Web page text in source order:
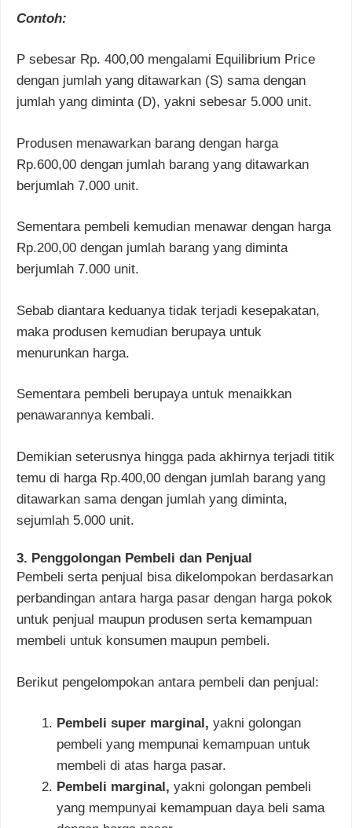
Contoh:
P sebesar Rp. 400,00 mengalami Equilibrium Price
dengan jumlah yang ditawarkan (S) sama dengan
jumlah yang diminta (D), yakni sebesar 5.000 unit.
Produsen menawarkan barang dengan harga
Rp.600,00 dengan jumlah barang yang ditawarkan
berjumlah 7.000 unit.
Sementara pembeli kemudian menawar dengan harga
Rp.200,00 dengan jumlah barang yang diminta
berjumlah 7.000 unit.
Sebab diantara keduanya tidak terjadi kesepakatan,
maka produsen kemudian berupaya untuk
menurunkan harga.
Sementara pembeli berupaya untuk menaikkan
penawarannya kembali.
Demikian seterusnya hingga pada akhirnya terjadi titik
temu di harga Rp.400,00 dengan jumlah barang yang
ditawarkan sama dengan jumlah yang diminta,
sejumlah 5.000 unit.
3. Penggolongan Pembeli dan Penjual
Pembeli serta penjual bisa dikelompokan berdasarkan
perbandingan antara harga pasar dengan harga pokok
untuk penjual maupun produsen serta kemampuan
membeli untuk konsumen maupun pembeli.
Berikut pengelompokan antara pembeli dan penjual:
Pembeli super marginal, yakni golongan
pembeli yang mempunai kemampuan untuk
membeli di atas harga pasar.
Pembeli marginal, yakni golongan pembeli
yang mempunyai kemampuan daya beli sama